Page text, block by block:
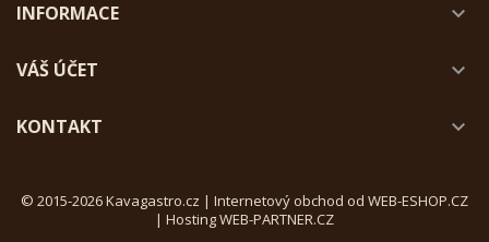
INFORMACE 
VÁŠ ÚČET 
KONTAKT 
© 2015-2026 Kavagastro.cz | Internetový obchod od WEB-ESHOP.CZ
| Hosting WEB-PARTNER.CZ